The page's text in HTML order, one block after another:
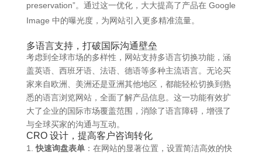
preservation”。通过这一优化，大大提高了产品在 Google
Image 中的曝光度，为网站引入更多精准流量。
多语言支持，打破国际沟通壁垒
考虑到全球市场的多样性，网站支持多语言切换功能，涵
盖英语、西班牙语、法语、德语等多种主流语言。无论买
家来自欧洲、美洲还是亚洲其他地区，都能轻松切换到熟
悉的语言浏览网站，全面了解产品信息。这一功能有效扩
大了企业的国际市场覆盖范围，消除了语言障碍，增强了
与全球买家的沟通与互动。
CRO 设计，提高客户咨询转化
快速询盘表单：在网站的显著位置，设置简洁高效的快